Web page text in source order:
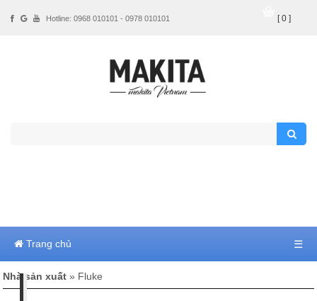
Trang chủ ☰
Nhà sản xuất » Fluke
Hotline: 0968 010101 - 0978 010101 [ 0 ]